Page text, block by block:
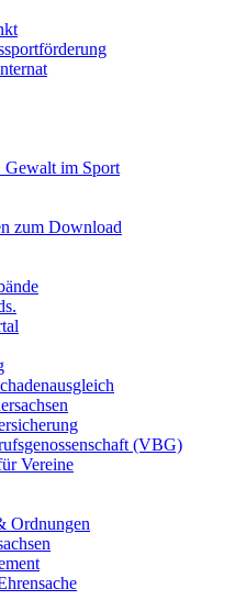
Gewalt im Sport
zum Download
(VBG)
Vereine
Ordnungen